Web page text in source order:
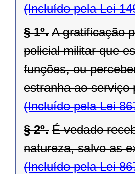
(Incluído pela Lei
§ 1º. A gratificação
policial militar que
funções, ou
estranha ao serviço
(Incluído pela Lei
§ 2º. É vedado
natureza, salvo as
(Incluído pela Lei